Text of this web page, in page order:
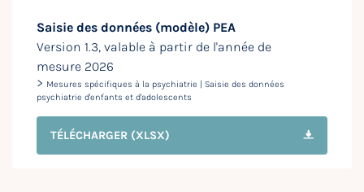
Saisie des données (modèle) PEA
Version 1.3, valable à partir de l'année de
mesure 2026
> Mesures spécifiques à la psychiatrie | Saisie des données
psychiatrie d'enfants et d'adolescents
TÉLÉCHARGER (XLSX)